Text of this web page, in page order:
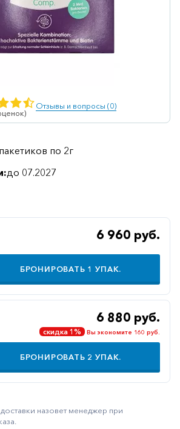
Отзывы и вопросы (0)
по 2г
до 07.2027
6 960 руб.
БРОНИРОВАТЬ 1 УПАК.
6 880 руб.
скидка 1% Вы экономите 160 руб.
БРОНИРОВАТЬ 2 УПАК.
назовет менеджер при